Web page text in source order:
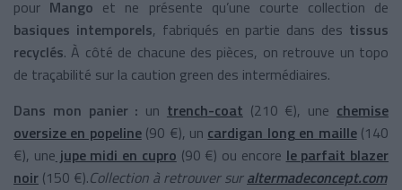
pour Mango et ne présente qu’une courte collection de
basiques intemporels, fabriqués en partie dans des tissus
recyclés. À côté de chacune des pièces, on retrouve un topo
de traçabilité sur la caution green des intermédiaires.
Dans mon panier : un trench-coat (210 €), une chemise
oversize en popeline(90 €), un cardigan long en maille(140
€), une jupe midi en cupro (90 €) ou encore le parfait blazer
noir (150 €).Collection à retrouver suraltermadeconcept.com